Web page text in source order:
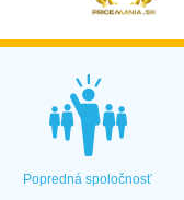
Popredná spoločnosť